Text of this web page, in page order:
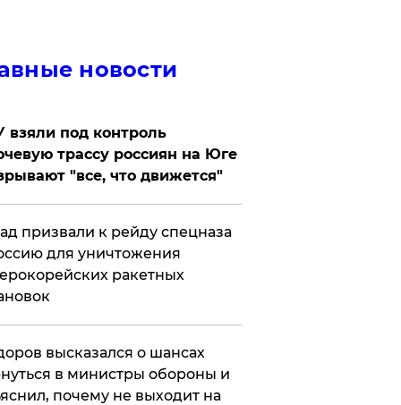
новости
взяли под контроль
трассу россиян на Юге
"все, что движется"
призвали к рейду спецназа
для уничтожения
ракетных
высказался о шансах
в министры обороны и
почему не выходит на